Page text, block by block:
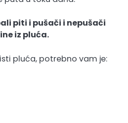
piti i pušači i nepušači
iz pluća.
pluća, potrebno vam je: